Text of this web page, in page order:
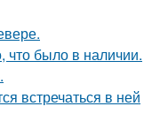
что было в наличии.
встречаться в ней